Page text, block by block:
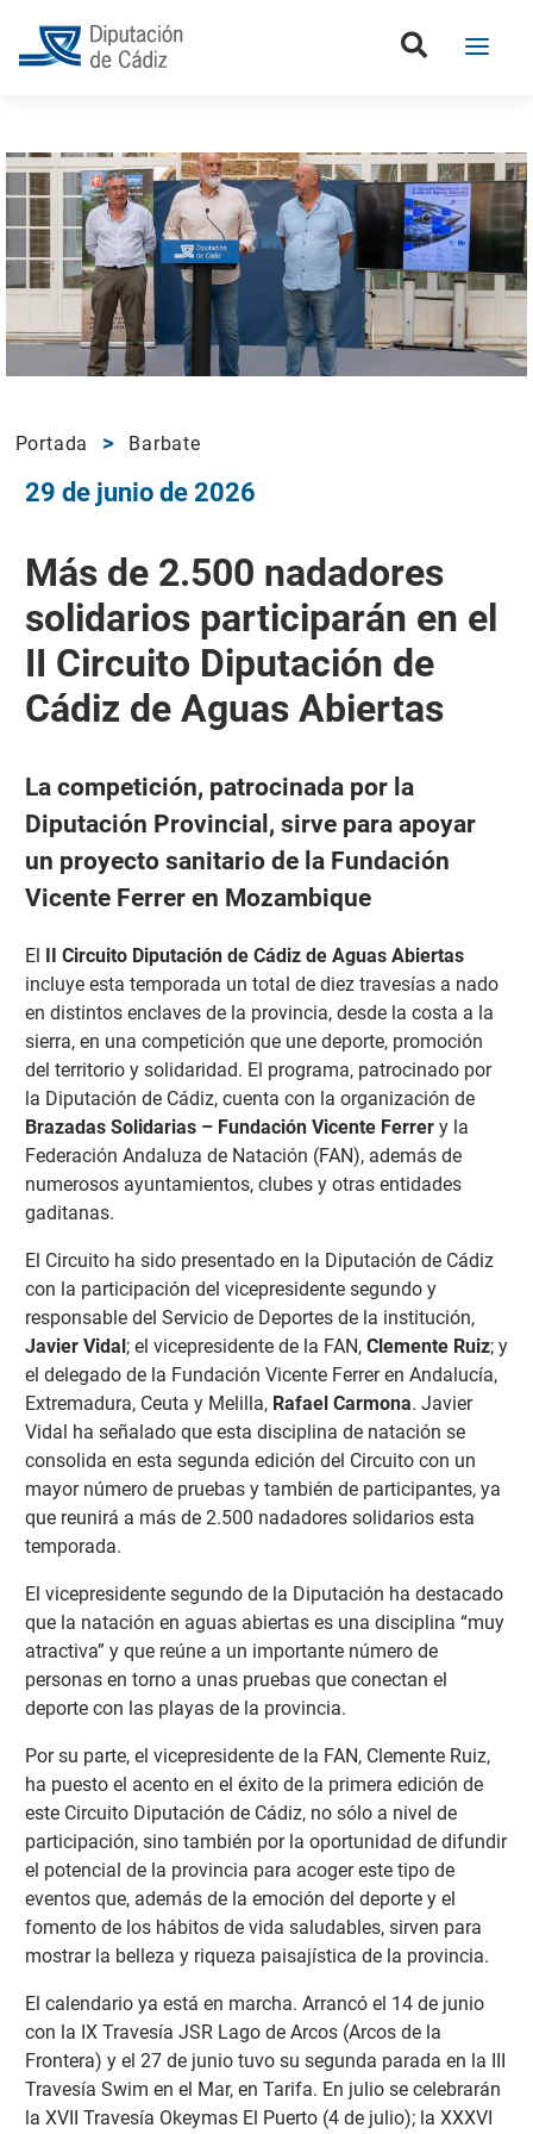
Portada Barbate
29 de junio de 2026
Más de 2.500 nadadores
solidarios participarán en el
II Circuito Diputación de
Cádiz de Aguas Abiertas
La competición, patrocinada por la
Diputación Provincial, sirve para apoyar
un proyecto sanitario de la Fundación
Vicente Ferrer en Mozambique
El II Circuito Diputación de Cádiz de Aguas Abiertas
incluye esta temporada un total de diez travesías a nado
en distintos enclaves de la provincia, desde la costa a la
sierra, en una competición que une deporte, promoción
del territorio y solidaridad. El programa, patrocinado por
la Diputación de Cádiz, cuenta con la organización de
Brazadas Solidarias – Fundación Vicente Ferrery la
Federación Andaluza de Natación (FAN), además de
numerosos ayuntamientos, clubes y otras entidades
gaditanas.
El Circuito ha sido presentado en la Diputación de Cádiz
con la participación del vicepresidente segundo y
responsable del Servicio de Deportes de la institución,
Javier Vidal; el vicepresidente de la FAN, Clemente Ruiz; y
el delegado de la Fundación Vicente Ferrer en Andalucía,
Extremadura, Ceuta y Melilla, Rafael Carmona. Javier
Vidal ha señalado que esta disciplina de natación se
consolida en esta segunda edición del Circuito con un
mayor número de pruebas y también de participantes, ya
que reunirá a más de 2.500 nadadores solidarios esta
temporada.
El vicepresidente segundo de la Diputación ha destacado
que la natación en aguas abiertas es una disciplina “muy
atractiva” y que reúne a un importante número de
personas en torno a unas pruebas que conectan el
deporte con las playas de la provincia.
Por su parte, el vicepresidente de la FAN, Clemente Ruiz,
ha puesto el acento en el éxito de la primera edición de
este Circuito Diputación de Cádiz, no sólo a nivel de
participación, sino también por la oportunidad de difundir
el potencial de la provincia para acoger este tipo de
eventos que, además de la emoción del deporte y el
fomento de los hábitos de vida saludables, sirven para
mostrar la belleza y riqueza paisajística de la provincia.
El calendario ya está en marcha. Arrancó el 14 de junio
con la IX Travesía JSR Lago de Arcos (Arcos de la
Frontera) y el 27 de junio tuvo su segunda parada en la III
Travesía Swim en el Mar, en Tarifa. En julio se celebrarán
la XVII Travesía Okeymas El Puerto (4 de julio); la XXXVI